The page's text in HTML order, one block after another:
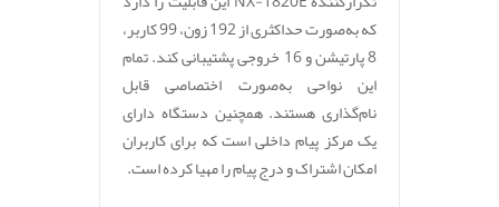
که به‌صورت حداکثری از 192 زون، 99 کاربر،
8 پارتیشن و 16 خروجی پشتیبانی کند. تمام
این نواحی به‌صورت اختصاصی قابل
نام‌گذاری هستند. همچنین دستگاه دارای
یک مرکز پیام داخلی است که برای کاربران
امکان اشتراک و درج پیام را مهیا کرده است.